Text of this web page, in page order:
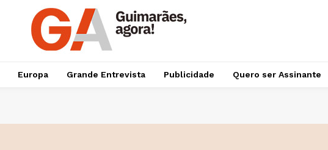
Europa Grande Entrevista Publicidade Quero ser Assinante